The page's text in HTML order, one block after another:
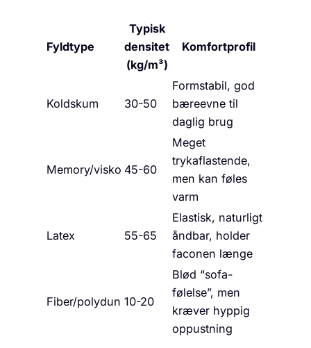
Fyldtype
Typisk
densitet
(kg/m³)
Komfortprofil
Koldskum 30-50
Formstabil, god
bæreevne til
daglig brug
Memory/visko 45-60
Meget
trykaflastende,
men kan føles
varm
Latex 55-65
Elastisk, naturligt
åndbar, holder
faconen længe
Fiber/polydun 10-20
Blød “sofa-
følelse”, men
kræver hyppig
oppustning